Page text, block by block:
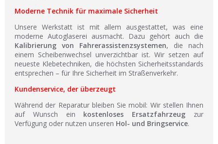
Moderne Technik für maximale Sicherheit
Unsere Werkstatt ist mit allem ausgestattet, was eine
moderne Autoglaserei ausmacht. Dazu gehört auch die
Kalibrierung von Fahrerassistenzsystemen, die nach
einem Scheibenwechsel unverzichtbar ist. Wir setzen auf
neueste Klebetechniken, die höchsten Sicherheitsstandards
entsprechen – für Ihre Sicherheit im Straßenverkehr.
Kundenservice, der überzeugt
Während der Reparatur bleiben Sie mobil: Wir stellen Ihnen
auf Wunsch ein kostenloses Ersatzfahrzeug zur
Verfügung oder nutzen unseren Hol- und Bringservice.